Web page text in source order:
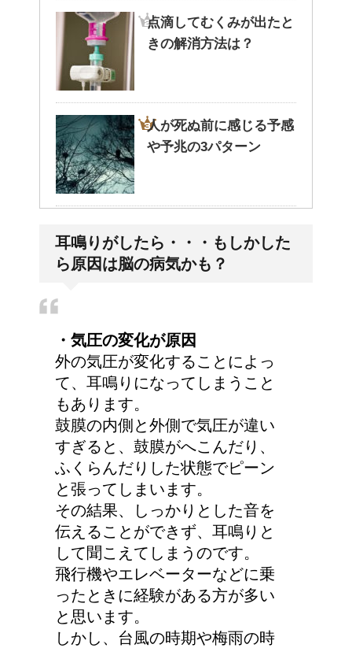
点滴してむくみが出たと
きの解消方法は？
人が死ぬ前に感じる予感
や予兆の3パターン
割れるのか？
猫のゴロゴロ音、急に言
わなくなった理由は何？
耳鳴りがしたら・・・もしかした
ら原因は脳の病気かも？
・気圧の変化が原因
外の気圧が変化することによっ
て、耳鳴りになってしまうこと
もあります。
鼓膜の内側と外側で気圧が違い
すぎると、鼓膜がへこんだり、
ふくらんだりした状態でピーン
と張ってしまいます。
その結果、しっかりとした音を
伝えることができず、耳鳴りと
して聞こえてしまうのです。
飛行機やエレベーターなどに乗
ったときに経験がある方が多い
と思います。
しかし、台風の時期や梅雨の時